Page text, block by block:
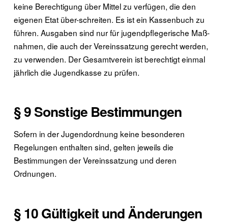
keine Berechtigung über Mittel zu verfügen, die den
eigenen Etat über-schreiten. Es ist ein Kassenbuch zu
führen. Ausgaben sind nur für jugendpflegerische Maß-
nahmen, die auch der Vereinssatzung gerecht werden,
zu verwenden. Der Gesamtverein ist berechtigt einmal
jährlich die Jugendkasse zu prüfen.
§ 9 Sonstige Bestimmungen
Sofern in der Jugendordnung keine besonderen
Regelungen enthalten sind, gelten jeweils die
Bestimmungen der Vereinssatzung und deren
Ordnungen.
§ 10 Gültigkeit und Änderungen